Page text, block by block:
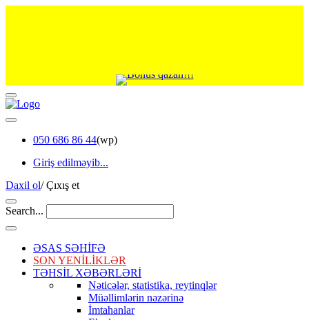
050 686 86 44(wp)
Giriş edilməyib...
Daxil ol/Çıxış et
Search...
ƏSAS SƏHİFƏ
SON YENİLİKLƏR
TƏHSİL XƏBƏRLƏRİ
Nəticələr, statistika, reytinqlər
Müəllimlərin nəzərinə
İmtahanlar